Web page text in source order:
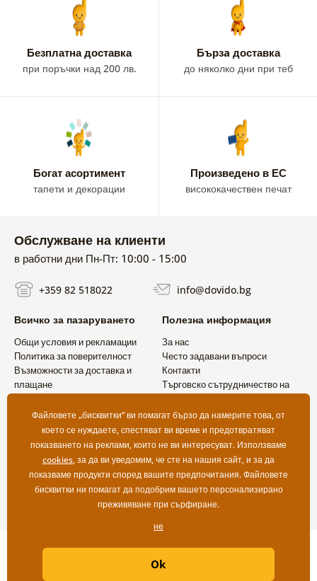
Безплатна доставка
при поръчки над 200 лв.
Бързa доставка
до няколко дни при теб
Богат асортимент
тапети и декорации
Произведено в ЕС
висококачествен печат
Обслужване на клиенти
в работни дни Пн-Пт: 10:00 - 15:00
+359 82 518022 info@dovido.bg
Всичко за пазаруването
Общи условия и рекламации
Политика за поверителност
Възможности за доставка и
плащане
Полезна информация
За нас
Често задавани въпроси
Контакти
Търговско сътрудничество на
Copyright ©2019 © Dovido.bg.
| Онлайн магазинът е създаден от
Файловете „бисквитки“ ви помагат бързо да намерите това, от
което се нуждаете, спестяват ви време и предотвратяват
показването на реклами, които не ви интересуват. Използваме
cookies, за да ви уведомим, че сте на нашия сайт, и за да
показваме продукти според вашите предпочитания. Файловете
бисквитки ни помагат да подобрим вашето персонализирано
преживяване при сърфиране.
не
Ok